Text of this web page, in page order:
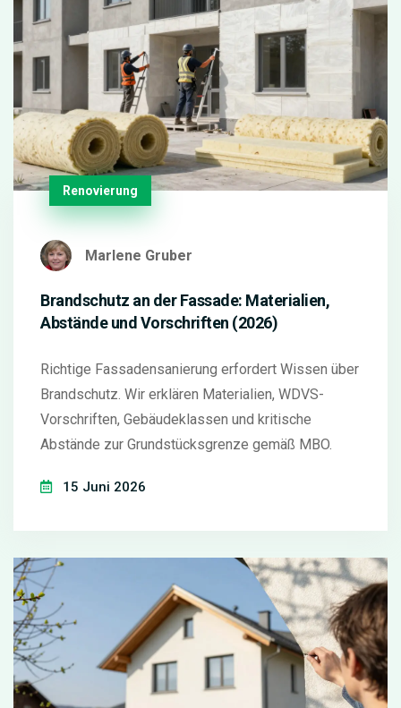
Renovierung
Marlene Gruber
Brandschutz an der Fassade: Materialien,
Abstände und Vorschriften (2026)
Richtige Fassadensanierung erfordert Wissen über
Brandschutz. Wir erklären Materialien, WDVS-
Vorschriften, Gebäudeklassen und kritische
Abstände zur Grundstücksgrenze gemäß MBO.
15 Juni 2026